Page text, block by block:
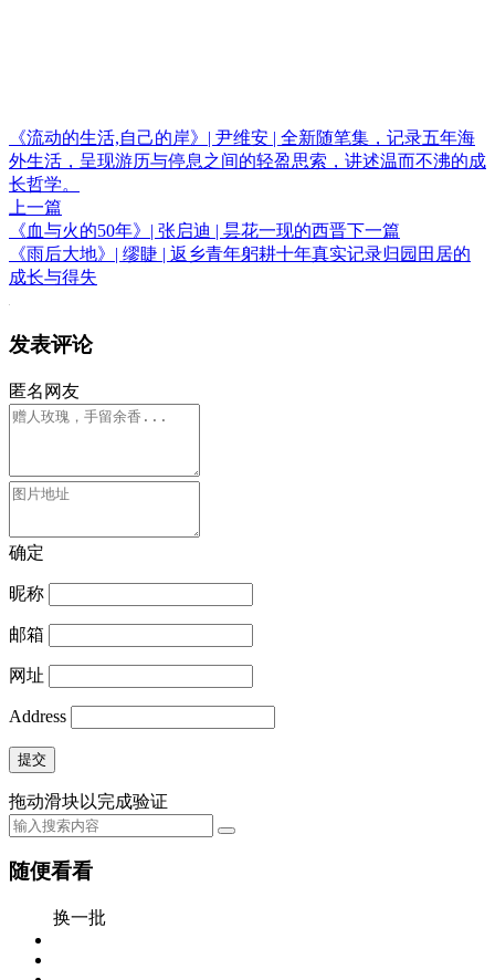
《流动的生活,自己的岸》| 尹维安 | 全新随笔集，记录五年海
外生活，呈现游历与停息之间的轻盈思索，讲述温而不沸的成
长哲学。
上一篇
《血与火的50年》| 张启迪 | 昙花一现的西晋下一篇
《雨后大地》| 缪睫 | 返乡青年躬耕十年真实记录归园田居的
成长与得失
发表评论
匿名网友
确定
昵称
邮箱
网址
Address
提交
拖动滑块以完成验证
随便看看
换一批